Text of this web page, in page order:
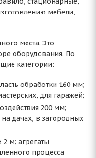
мебели,
места. Это
оборудования. По
категории:
обработки 160 мм;
для гаражей;
200 мм;
дачах, в загородных
2 м; агрегаты
процесса